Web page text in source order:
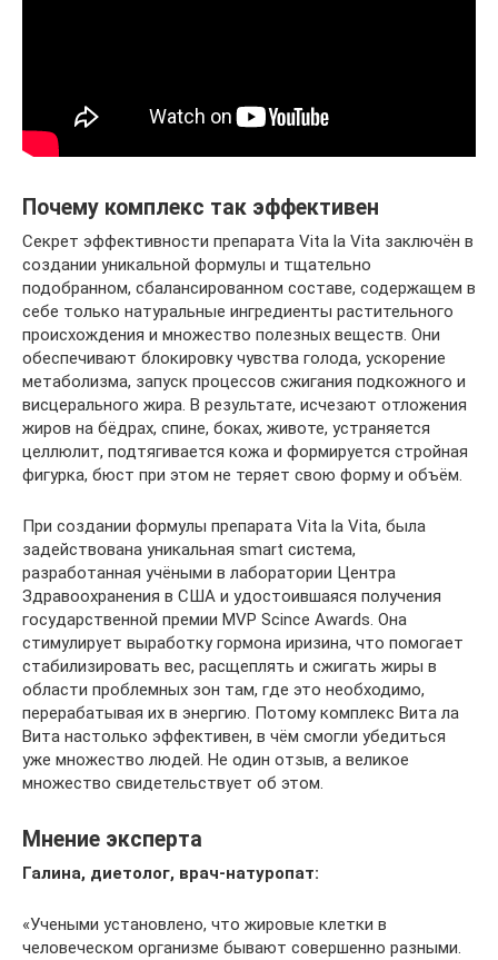
Почему комплекс так эффективен
Секрет эффективности препарата Vita la Vita заключён в
создании уникальной формулы и тщательно
подобранном, сбалансированном составе, содержащем в
себе только натуральные ингредиенты растительного
происхождения и множество полезных веществ. Они
обеспечивают блокировку чувства голода, ускорение
метаболизма, запуск процессов сжигания подкожного и
висцерального жира. В результате, исчезают отложения
жиров на бёдрах, спине, боках, животе, устраняется
целлюлит, подтягивается кожа и формируется стройная
фигурка, бюст при этом не теряет свою форму и объём.
При создании формулы препарата Vita la Vita, была
задействована уникальная smart система,
разработанная учёными в лаборатории Центра
Здравоохранения в США и удостоившаяся получения
государственной премии MVP Scince Awards. Она
стимулирует выработку гормона иризина, что помогает
стабилизировать вес, расщеплять и сжигать жиры в
области проблемных зон там, где это необходимо,
перерабатывая их в энергию. Потому комплекс Вита ла
Вита настолько эффективен, в чём смогли убедиться
уже множество людей. Не один отзыв, а великое
множество свидетельствует об этом.
Мнение эксперта
Галина, диетолог, врач-натуропат:
«Учеными установлено, что жировые клетки в
человеческом организме бывают совершенно разными.